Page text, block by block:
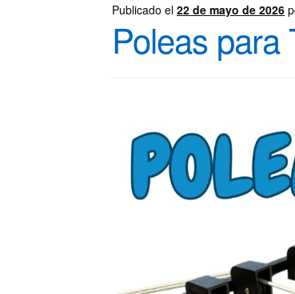
Publicado el22 de mayo de 2026
Poleas para